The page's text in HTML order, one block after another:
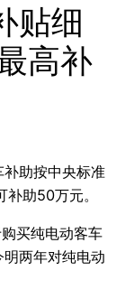
贴细
高补
助按中央标准
助50万元。
买纯电动客车
两年对纯电动